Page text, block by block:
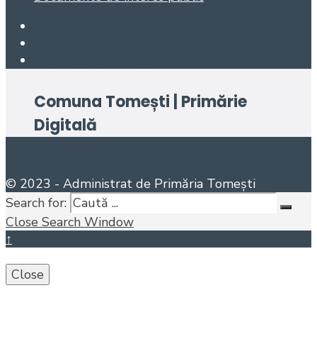
Comuna Tomești | Primărie
Digitală
© 2023 - Administrat de Primăria Tomești
Search for:
Close Search Window
↑
Close